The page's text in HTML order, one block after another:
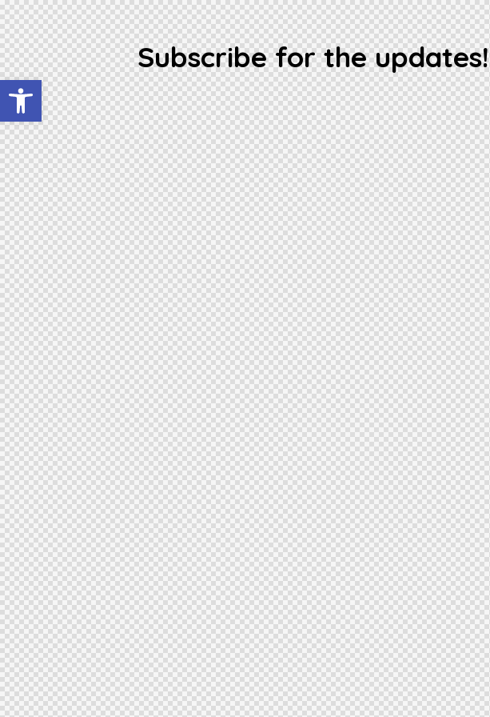
Otwórz pasek narzędzi
Subscribe for the updates!